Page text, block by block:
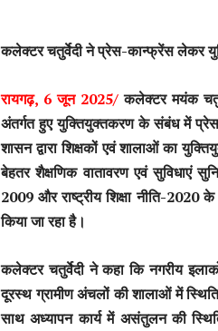
कलेक्टर चतुर्वेदी ने प्रेस-कान्फ्रेंस लेकर
रायगढ़, 6 जून 2025/कलेक्टर मयंक
अंतर्गत हुए युक्तियुक्तकरण के संबंध में प्रेस-
शासन द्वारा शिक्षकों एवं शालाओं का
बेहतर शैक्षणिक वातावरण एवं सुविधाएं
2009 और राष्ट्रीय शिक्षा नीति-
किया जा रहा है।
कलेक्टर चतुर्वेदी ने कहा कि नगरीय
दूरस्थ ग्रामीण अंचलों की शालाओं में
साथ अध्यापन कार्य में असंतुलन की